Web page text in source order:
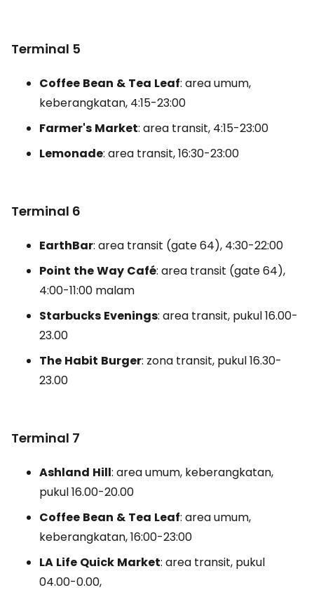
Terminal 5
Coffee Bean & Tea Leaf: area umum,
keberangkatan, 4:15-23:00
Farmer's Market: area transit, 4:15-23:00
Lemonade: area transit, 16:30-23:00
Terminal 6
EarthBar: area transit (gate 64), 4:30-22:00
Point theWay Café: area transit (gate 64),
4:00-11:00 malam
Starbucks Evenings: area transit, pukul 16.00-
23.00
The Habit Burger: zona transit, pukul 16.30-
23.00
Terminal 7
Ashland Hill: area umum, keberangkatan,
pukul 16.00-20.00
Coffee Bean & Tea Leaf: area umum,
keberangkatan, 16:00-23:00
LA Life Quick Market: area transit, pukul
04.00-0.00,